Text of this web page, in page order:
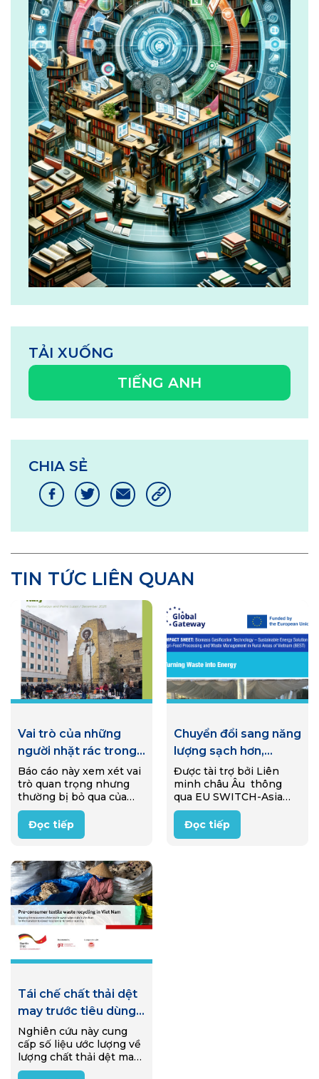
TẢI XUỐNG
TIẾNG ANH
CHIA SẺ
TIN TỨC LIÊN QUAN
Vai trò của những
người nhặt rác trong
nền kinh tế tái sử
dụng ở Ý
Báo cáo này xem xét vai
trò quan trọng nhưng
thường bị bỏ qua của
những người nhặt rác
trong nền kinh tế tái sử
dụng của Ý (reuse
nghiên cứu…
Đọc tiếp
Chuyển đổi sang năng
lượng sạch hơn,
thông qua quá trình
khí hóa sinh khối
Được tài trợ bởi Liên
minh châu Âu thông
qua EU SWITCH-Asia
Programme, một dự án
đã được triển khai từ
2020-2025 nhằm hỗ trợ
Đọc tiếp
Tái chế chất thải dệt
may trước tiêu dùng
tại Việt Nam
Nghiên cứu này cung
cấp số liệu ước lượng về
lượng chất thải dệt may
công nghiệp tại Việt